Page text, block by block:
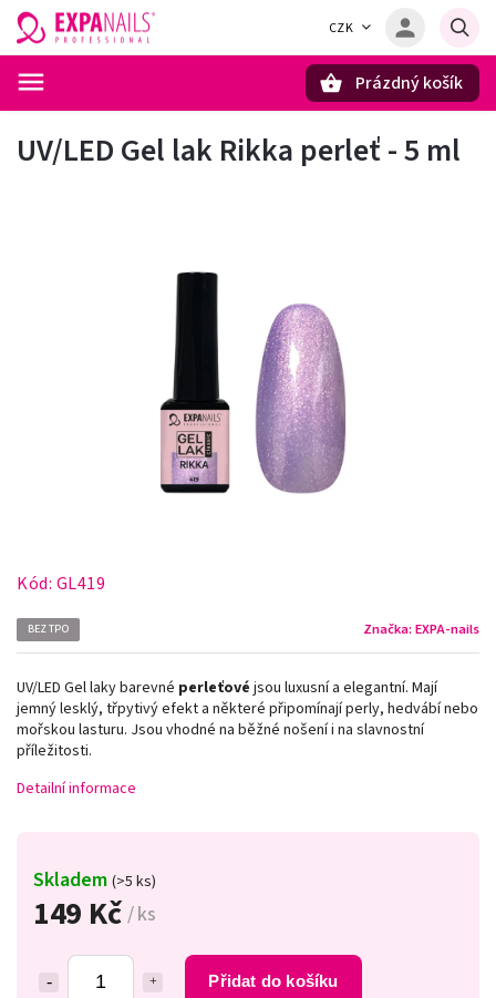
CZK
Prázdný košík
UV/LED Gel lak Rikka perleť - 5 ml
Kód: GL419
BEZ TPO Značka: EXPA-nails
149 Kč / ks
Přidat do košíku
Skladem (>5 ks)
UV/LED Gel laky barevné perleťové jsou luxusní a elegantní. Mají
jemný lesklý, třpytivý efekt a některé připomínají perly, hedvábí nebo
mořskou lasturu. Jsou vhodné na běžné nošení i na slavnostní
příležitosti.
Detailní informace